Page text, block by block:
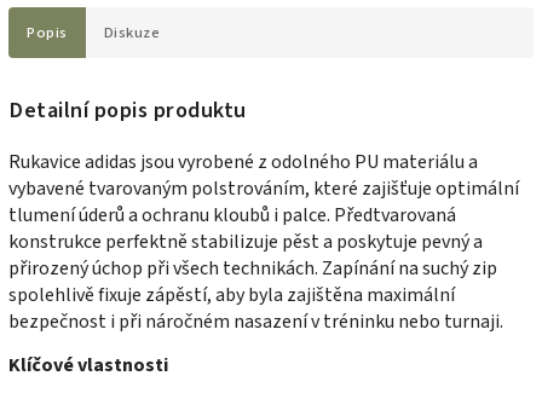
Popis Diskuze
Detailní popis produktu
Rukavice adidas jsou vyrobené z odolného PU materiálu a
vybavené tvarovaným polstrováním, které zajišťuje optimální
tlumení úderů a ochranu kloubů i palce. Předtvarovaná
konstrukce perfektně stabilizuje pěst a poskytuje pevný a
přirozený úchop při všech technikách. Zapínání na suchý zip
spolehlivě fixuje zápěstí, aby byla zajištěna maximální
bezpečnost i při náročném nasazení v tréninku nebo turnaji.
Klíčové vlastnosti